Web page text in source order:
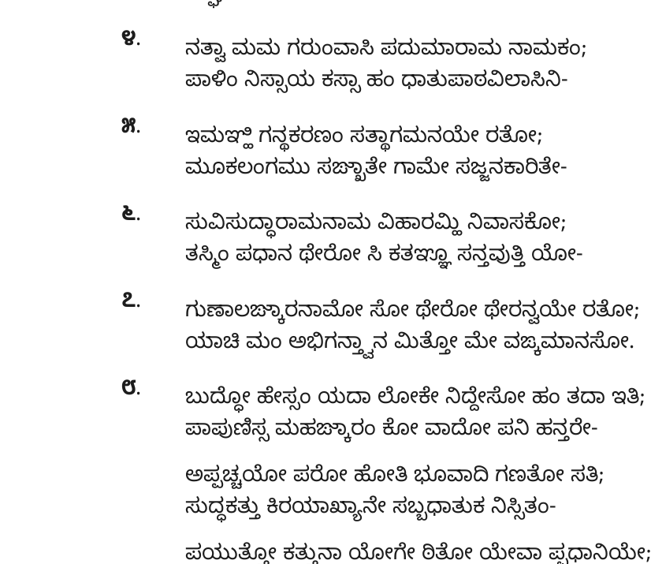
೪.
ನತ್ವಾ ಮಮ ಗರುಂವಾಸಿ ಪದುಮಾರಾಮ ನಾಮಕಂ;
ಪಾಳಿಂ ನಿಸ್ಸಾಯ ಕಸ್ಸಾ ಹಂ ಧಾತುಪಾಠವಿಲಾಸಿನಿ-
೫.
ಇಮಞ್ಹಿ ಗನ್ಥಕರಣಂ ಸತ್ಥಾಗಮನಯೇ ರತೋ;
ಮೂಕಲಂಗಮು ಸಙ್ಖಾತೇ ಗಾಮೇ ಸಜ್ಜನಕಾರಿತೇ-
೬.
ಸುವಿಸುದ್ಧಾರಾಮನಾಮ ವಿಹಾರಮ್ಹಿ ನಿವಾಸಕೋ;
ತಸ್ಮಿಂ ಪಧಾನ ಥೇರೋ ಸಿ ಕತಞ್ಞೂ ಸನ್ತವುತ್ತಿ ಯೋ-
೭.
ಗುಣಾಲಙ್ಕಾರನಾಮೋ ಸೋ ಥೇರೋ ಥೇರನ್ವಯೇ ರತೋ;
ಯಾಚಿ ಮಂ ಅಭಿಗನ್ತ್ವಾನ ಮಿತ್ತೋ ಮೇ ವಙ್ಕಮಾನಸೋ.
೮.
ಬುದ್ಧೋ ಹೇಸ್ಸಂ ಯದಾ ಲೋಕೇ ನಿದ್ದೇಸೋ ಹಂ ತದಾ ಇತಿ;
ಪಾಪುಣಿಸ್ಸ ಮಹಙ್ಕಾರಂ ಕೋ ವಾದೋ ಪನಿ ಹನ್ತರೇ-
ಅಪ್ಪಚ್ಚಯೋ ಪರೋ ಹೋತಿ ಭೂವಾದಿ ಗಣತೋ ಸತಿ;
ಸುದ್ಧಕತ್ತು ಕಿರಯಾಖ್ಯಾನೇ ಸಬ್ಬಧಾತುಕ ನಿಸ್ಸಿತಂ-
ಪಯುತ್ತೋ ಕತ್ತುನಾ ಯೋಗೇ ಠಿತೋ ಯೇವಾ ಪ್ಪಧಾನಿಯೇ;